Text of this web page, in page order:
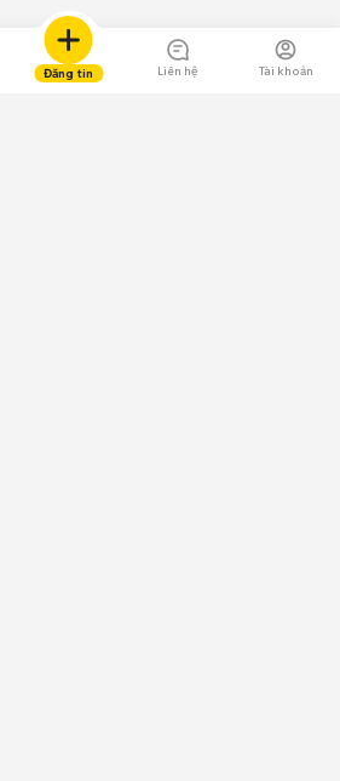
Đăng tin Liên hệ Tài khoản